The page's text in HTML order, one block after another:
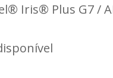
Iris® Plus G7 /